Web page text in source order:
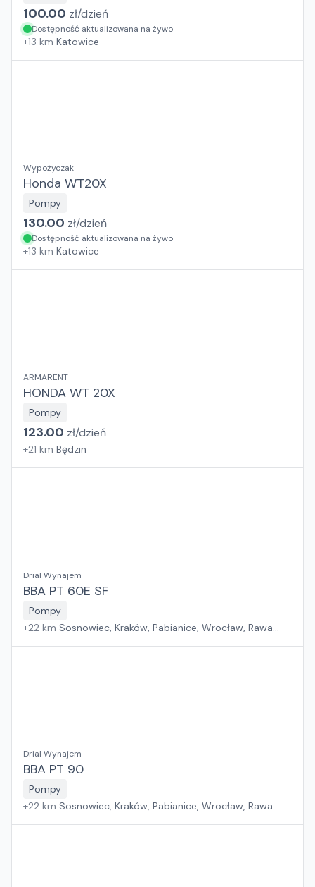
100.00 zł/dzień
Dostępność aktualizowana na żywo
+13 km Katowice
Wypożyczak
Honda WT20X
Pompy
130.00 zł/dzień
Dostępność aktualizowana na żywo
+13 km Katowice
ARMARENT
HONDA WT 20X
Pompy
123.00 zł/dzień
+21 km Będzin
Drial Wynajem
BBA PT 60E SF
Pompy
+22 km Sosnowiec, Kraków, Pabianice, Wrocław, Rawa
Drial Wynajem
BBA PT 90
Pompy
+22 km Sosnowiec, Kraków, Pabianice, Wrocław, Rawa